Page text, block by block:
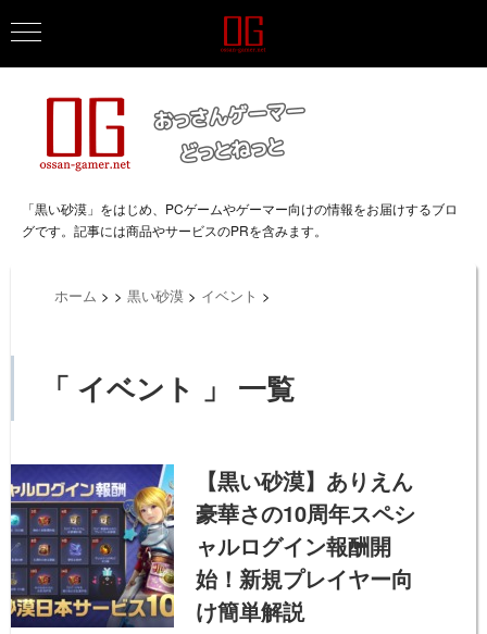
「黒い砂漠」をはじめ、PCゲームやゲーマー向けの情報をお届けするブロ
グです。記事には商品やサービスのPRを含みます。
ホーム > > 黒い砂漠 > イベント >
「 イベント 」 一覧
【黒い砂漠】ありえん
豪華さの10周年スペシ
ャルログイン報酬開
始！新規プレイヤー向
け簡単解説